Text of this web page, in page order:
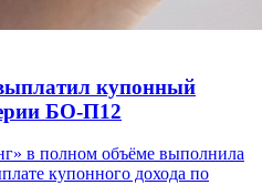
купонный
БО-П12
в полном объёме выполнила
купонного дохода по